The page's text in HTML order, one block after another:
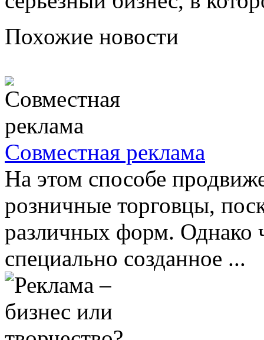
Похожие новости
Совместная реклама
На этом способе
розничные торговцы,
различных форм. Однако
специально созданное ...